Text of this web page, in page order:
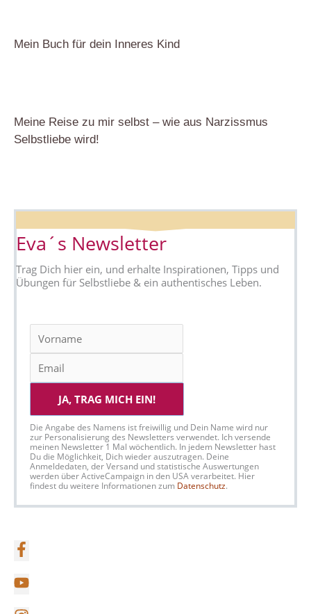
Mein Buch für dein Inneres Kind
Meine Reise zu mir selbst – wie aus Narzissmus
Selbstliebe wird!
Eva´s Newsletter
Trag Dich hier ein, und erhalte Inspirationen, Tipps und
Übungen für Selbstliebe & ein authentisches Leben.
JA, TRAG MICH EIN!
Die Angabe des Namens ist freiwillig und Dein Name wird nur
zur Personalisierung des Newsletters verwendet. Ich versende
meinen Newsletter 1 Mal wöchentlich. In jedem Newsletter hast
Du die Möglichkeit, Dich wieder auszutragen. Deine
Anmeldedaten, der Versand und statistische Auswertungen
werden über ActiveCampaign in den USA verarbeitet. Hier
findest du weitere Informationen zum Datenschutz.